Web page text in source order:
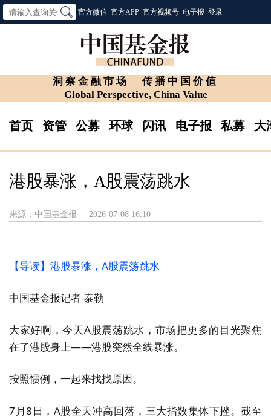
官方微信 官方APP 官方视频号 电子报 登录
洞察金融市场
传播中国价值
Global Perspective, China Value
首页 资管 公募 环球 闪讯 电子报 私募 大
港股暴涨，A股震荡跳水
来源：中国基金报 2026-07-08 16:10
【导读】港股暴涨，A股震荡跳水
中国基金报记者 泰勒
大家好啊，今天A股震荡跳水，市场把更多的目光聚焦
在了港股身上——港股突然全线暴涨。
按照惯例，一起来找找原因。
7月8日，A股全天冲高回落，三大指数集体下挫。截至